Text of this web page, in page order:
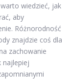
wiedzieć, jak
aby
Różnorodność
znajdzie coś dla
zachowanie
najlepiej